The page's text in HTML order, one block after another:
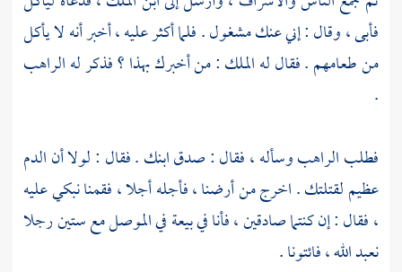
فأبى ، وقال : إني عنك مشغول . فلما أكثر عليه ، أخبر أنه لا يأكل
من طعامهم . فقال له الملك : من أخبرك بهذا ؟ فذكر له الراهب
.
فطلب الراهب وسأله ، فقال : صدق ابنك . فقال : لولا أن الدم
عظيم لقتلتك . اخرج من أرضنا ، فأجله أجلا ، فقمنا نبكي عليه
، فقال : إن كنتما صادقين ، فأنا في بيعة فيالموصلمع ستين رجلا
نعبد الله ، فائتونا .